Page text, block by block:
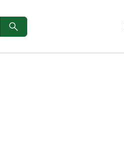
Søk
search